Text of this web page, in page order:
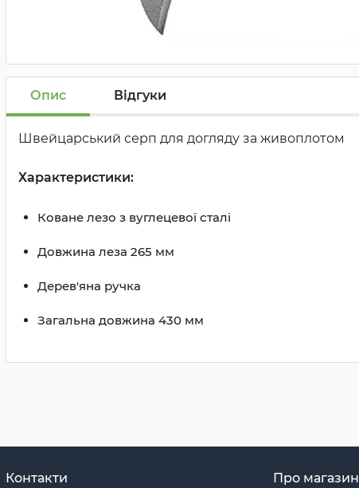
Опис Відгуки
Швейцарський серп для догляду за живоплотом
Характеристики:
Коване лезо з вуглецевої сталі
Довжина леза 265 мм
Дерев'яна ручка
Загальна довжина 430 мм
Контакти Про магазин